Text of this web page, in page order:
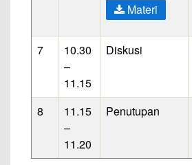
Materi
7
10.30
–
11.15
Diskusi
8
11.15
–
11.20
Penutupan